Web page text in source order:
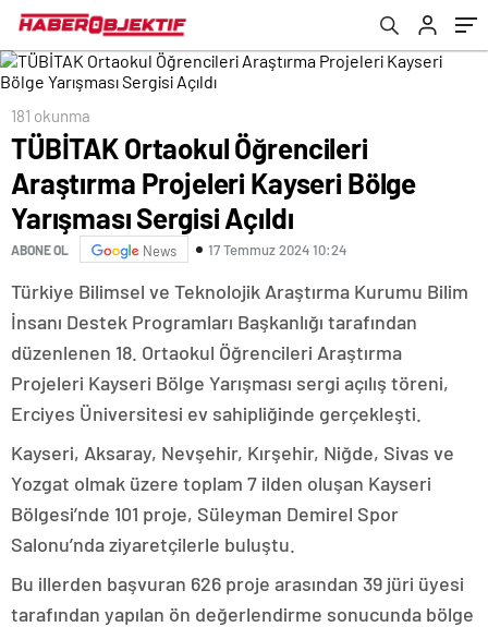
Açıldı
181 okunma
TÜBİTAK Ortaokul Öğrencileri
Araştırma Projeleri Kayseri Bölge
Yarışması Sergisi Açıldı
ABONE OL News 17 Temmuz 2024 10:24
Türkiye Bilimsel ve Teknolojik Araştırma Kurumu Bilim
İnsanı Destek Programları Başkanlığı tarafından
düzenlenen 18. Ortaokul Öğrencileri Araştırma
Projeleri Kayseri Bölge Yarışması sergi açılış töreni,
Erciyes Üniversitesi ev sahipliğinde gerçekleşti.
Kayseri, Aksaray, Nevşehir, Kırşehir, Niğde, Sivas ve
Yozgat olmak üzere toplam 7 ilden oluşan Kayseri
Bölgesi’nde 101 proje, Süleyman Demirel Spor
Salonu’nda ziyaretçilerle buluştu.
Bu illerden başvuran 626 proje arasından 39 jüri üyesi
tarafından yapılan ön değerlendirme sonucunda bölge